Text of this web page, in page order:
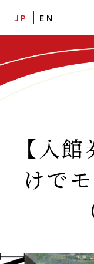
JP EN
【入
けで